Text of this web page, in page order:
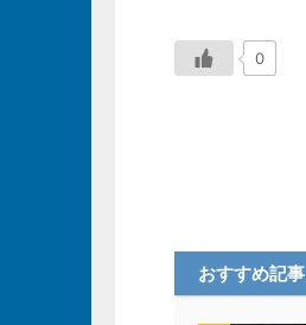
0
おすすめ記事